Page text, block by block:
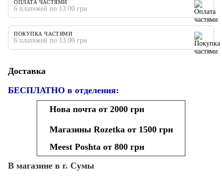
ОПЛАТА ЧАСТЯМИ
6 платежей по 13.00 грн
ПОКУПКА ЧАСТЯМИ
6 платежей по 13.00 грн
Доставка
БЕСПЛАТНО в отделения:
Нова почта от 2000 грн
Магазины Rozetka от 1500 грн
Meest Poshta от 800 грн
В магазине в г. Сумы